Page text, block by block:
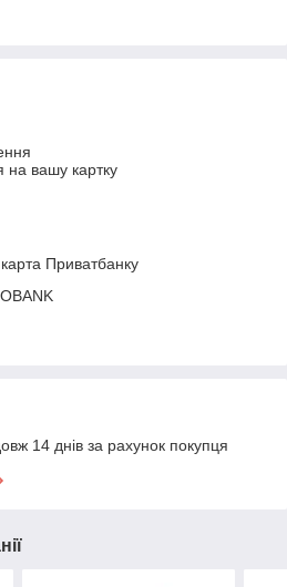
на вашу картку
Приватбанку
14 днів за рахунок покупця